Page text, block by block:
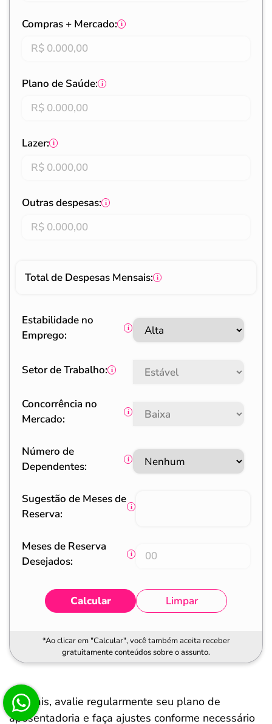
Compras + Mercado:
Plano de Saúde:
Lazer:
Outras despesas:
Total de Despesas Mensais:
Estabilidade no
Emprego:
Setor de Trabalho:
Concorrência no
Mercado:
Número de
Dependentes:
Sugestão de Meses de
Reserva:
Meses de Reserva
Desejados:
Calcular Limpar
*Ao clicar em "Calcular", você também aceita receber
gratuitamente conteúdos sobre o assunto.
No mais, avalie regularmente seu plano de
aposentadoria e faça ajustes conforme necessário